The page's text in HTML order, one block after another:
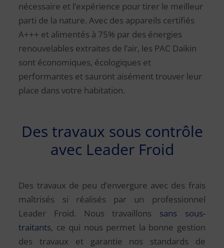
nécessaire et l’expérience pour tirer le meilleur
parti de la nature. Avec des appareils certifiés
A+++ et alimentés à 75% par des énergies
renouvelables extraites de l’air, les PAC Daikin
sont économiques, écologiques et
performantes et sauront aisément trouver leur
place dans votre habitation.
Des travaux sous contrôle
avec Leader Froid
Des travaux de peu d’envergure avec des frais
maîtrisés si réalisés par un professionnel
Leader Froid. Nous travaillons sans sous-
traitants, ce qui nous permet la bonne gestion
des travaux et garantie nos standards de